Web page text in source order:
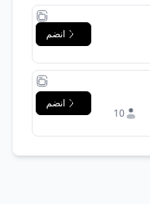
انضم
10
انضم